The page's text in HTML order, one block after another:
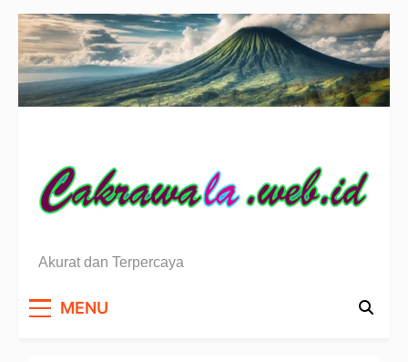
Skip
to
content
Berita Sulawesi Utara
Akurat dan Terpercaya
MENU